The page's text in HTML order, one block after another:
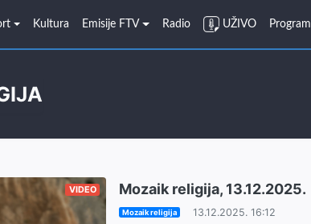
Kultura Emisije FTV Radio UŽIVO Program
VIDEO Mozaik religija, 13.12.2025.
Mozaik religija 13.12.2025. 16:12